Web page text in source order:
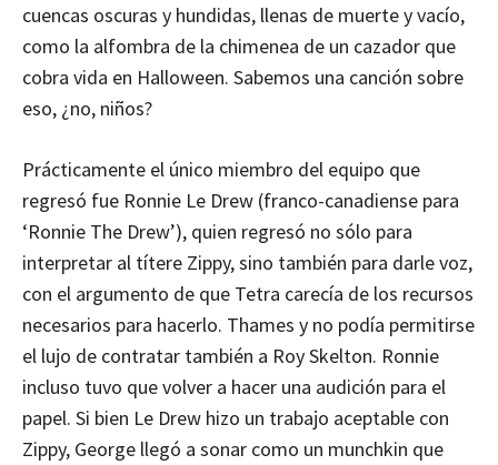
cuencas oscuras y hundidas, llenas de muerte y vacío,
como la alfombra de la chimenea de un cazador que
cobra vida en Halloween. Sabemos una canción sobre
eso, ¿no, niños?
Prácticamente el único miembro del equipo que
regresó fue Ronnie Le Drew (franco-canadiense para
‘Ronnie The Drew’), quien regresó no sólo para
interpretar al títere Zippy, sino también para darle voz,
con el argumento de que Tetra carecía de los recursos
necesarios para hacerlo. Thames y no podía permitirse
el lujo de contratar también a Roy Skelton. Ronnie
incluso tuvo que volver a hacer una audición para el
papel. Si bien Le Drew hizo un trabajo aceptable con
Zippy, George llegó a sonar como un munchkin que